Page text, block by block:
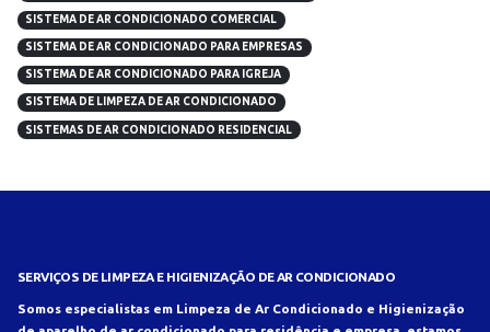
SISTEMA DE AR CONDICIONADO COMERCIAL
SISTEMA DE AR CONDICIONADO PARA EMPRESAS
SISTEMA DE AR CONDICIONADO PARA IGREJA
SISTEMA DE LIMPEZA DE AR CONDICIONADO
SISTEMAS DE AR CONDICIONADO RESIDENCIAL
SERVIÇOS DE LIMPEZA E HIGIENIZAÇÃO DE AR CONDICIONADO
Somos especialistas em Limpeza de Ar Condicionado e Higienização